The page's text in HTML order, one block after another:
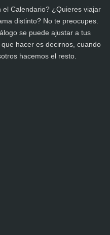
Calendario? ¿Quieres viajar
distinto? No te preocupes.
se puede ajustar a tus
hacer es decirnos, cuando
hacemos el resto.